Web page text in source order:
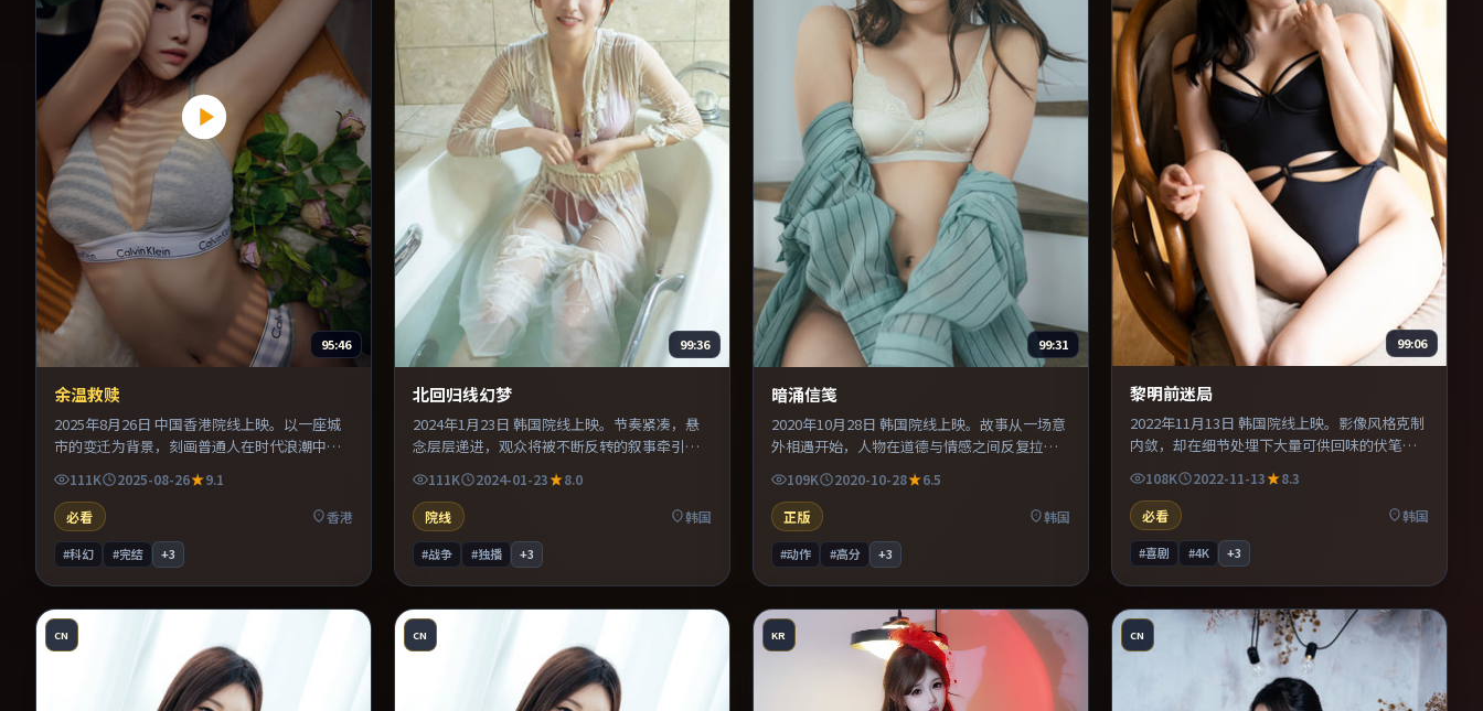
95:46
余温救赎
2025年8月26日 中国香港院线上映。以一座城
市的变迁为背景，刻画普通人在时代浪潮中的
机提供可信支撑。整体完成度较高，适合周末
一口气看完。
111K 2025-08-26
9.1
必看
香港
#科幻 #完结 +3
99:36
北回归线幻梦
2024年1月23日 韩国院线上映。节奏紧凑，悬
念层层递进，观众将被不断反转的叙事牵引。
的观众。整体完成度较高，适合周末一口气看
完。
111K 2024-01-23
8.0
院线
韩国
#战争 #独播 +3
99:31
暗涌信笺
2020年10月28日 韩国院线上映。故事从一场意
外相遇开始，人物在道德与情感之间反复拉
易沉浸其中。既有类型片爽感，也保留作者表
达，口碑潜力不俗。
109K 2020-10-28
6.5
正版
韩国
#动作 #高分 +3
99:06
黎明前迷局
2022年11月13日 韩国院线上映。影像风格克制
内敛，却在细节处埋下大量可供回味的伏笔。
穿全片。既有类型片爽感，也保留作者表达，
口碑潜力不俗。
108K 2022-11-13
8.3
必看
韩国
#喜剧 #4K +3
CN CN KR CN